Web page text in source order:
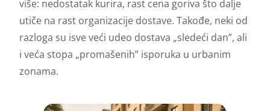
više: nedostatak kurira, rast cena goriva što dalje
utiče na rast organizacije dostave. Takođe, neki od
razloga su isve veći udeo dostava „sledeći dan”, ali
i veća stopa „promašenih” isporuka u urbanim
zonama.